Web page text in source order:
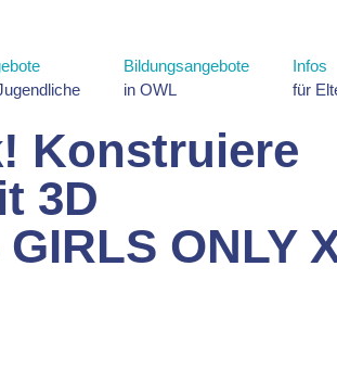
Bildungsangebote
in OWL
Infos
für
Konstruiere
3D
ONLY